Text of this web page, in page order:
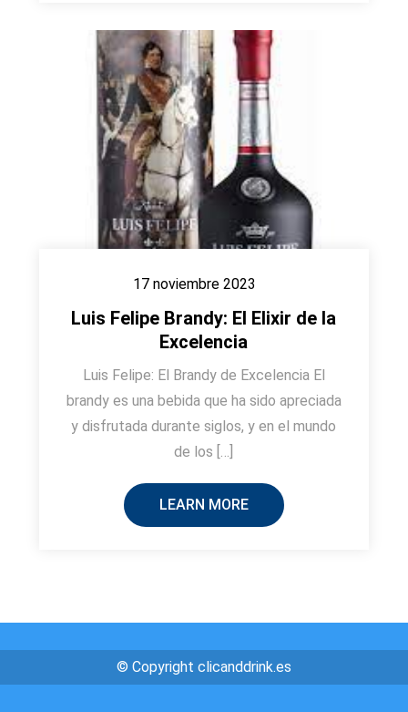
17 noviembre 2023
Luis Felipe Brandy: El Elixir de la
Excelencia
Luis Felipe: El Brandy de Excelencia El
brandy es una bebida que ha sido apreciada
y disfrutada durante siglos, y en el mundo
de los […]
LEARN MORE
© Copyright clicanddrink.es